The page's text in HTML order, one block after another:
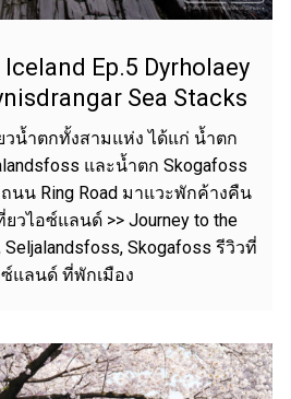
Ep.5 Dyrholaey
Sea Stacks
วน้ำตกทั้งสามแห่ง ได้แก่ น้ำตก
และน้ำตก Skogafoss
นน Ring Road มาแวะพักค้างคืน
ยวไอซ์แลนด์ >> Journey to the
Seljalandsfoss, Skogafoss รีวิวที่
แลนด์ ที่พักเมือง